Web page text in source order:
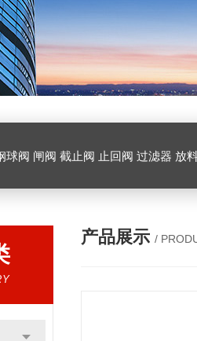
球阀 闸阀 截止阀 止回阀 过滤器 放
产品展示 /